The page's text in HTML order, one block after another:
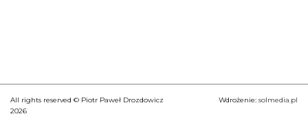
All rights reserved © Piotr Paweł Drozdowicz
2026
Wdrożenie: solmedia.pl